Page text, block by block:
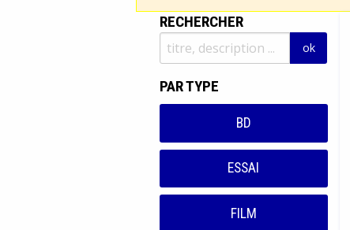
RECHERCHER
PAR TYPE
BD
ESSAI
FILM